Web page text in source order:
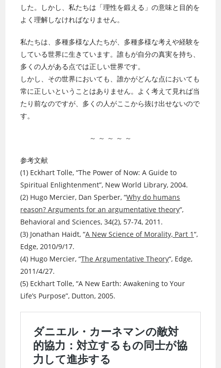
した。
しかし、私たちは「理性を鍛える」の意味と目的を
よく理解しなければなりません。
私たちは、多種多様な人たちが、多種多様な考えや経験を
している世界に生きています。誰もが自分の真実を持ち、
多くの人がある点では正しい世界です。
しかし、その世界においても、誰かがどんな点においても
常に正しいということはありません。よく考えて見れば当
たり前なのですが、多くの人がここから抜け出せないので
す。
～ ～ ～ ～ ～
参考文献
(1) Eckhart Tolle, “The Power of Now: A Guide to
Spiritual Enlightenment”, New World Library, 2004.
(2) Hugo Mercier, Dan Sperber, “Why do humans
reason? Arguments for an argumentative theory“,
Behavioral and Sciences, 34(2), 57-74, 2011.
(3) Jonathan Haidt, “A New Science of Morality, Part 1“,
Edge, 2010/9/17.
(4) Hugo Mercier, “The Argumentative Theory“, Edge,
2011/4/27.
(5) Eckhart Tolle, “A New Earth: Awakening to Your
Life’s Purpose”, Dutton, 2005.